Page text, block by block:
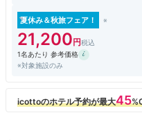
夏休み＆秋旅フェア！
21,200
1名あたり 参考価格
※対象施設のみ